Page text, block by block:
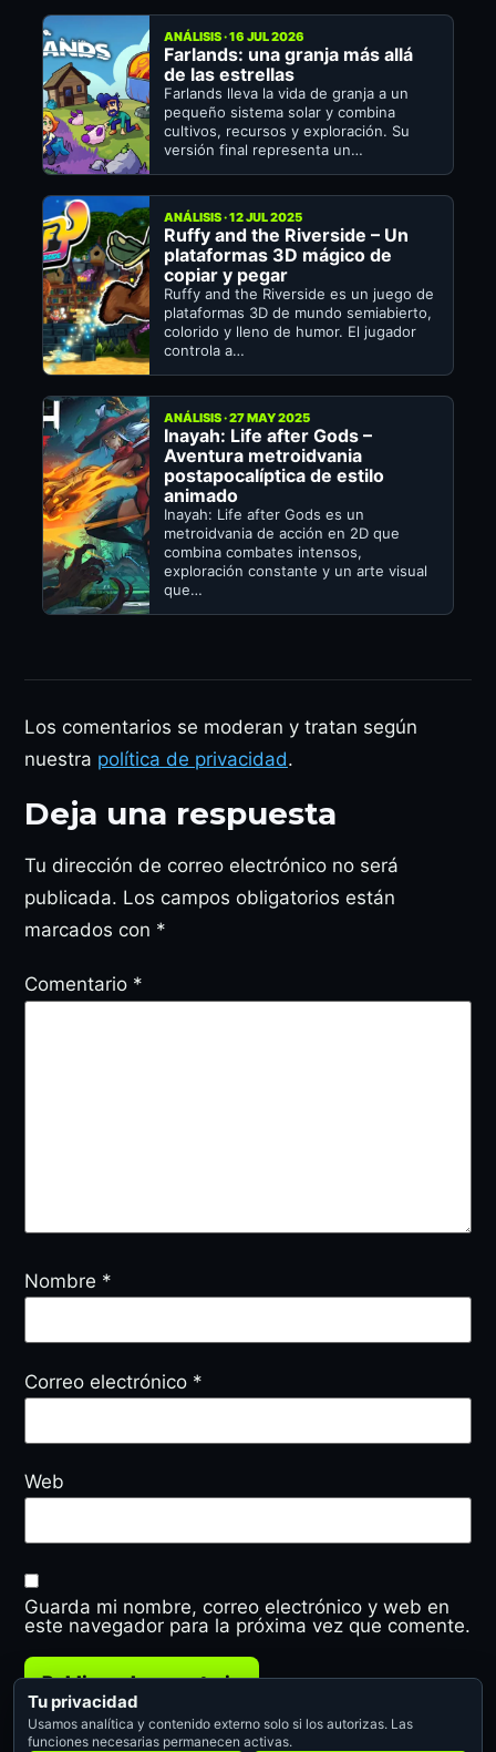
ANÁLISIS · 16 JUL 2026
Farlands: una granja más allá
de las estrellas
Farlands lleva la vida de granja a un
pequeño sistema solar y combina
cultivos, recursos y exploración. Su
versión final representa un…
ANÁLISIS · 12 JUL 2025
Ruffy and the Riverside – Un
plataformas 3D mágico de
copiar y pegar
Ruffy and the Riverside es un juego de
plataformas 3D de mundo semiabierto,
colorido y lleno de humor. El jugador
controla a…
ANÁLISIS · 27 MAY 2025
Inayah: Life after Gods –
Aventura metroidvania
postapocalíptica de estilo
animado
Inayah: Life after Gods es un
metroidvania de acción en 2D que
combina combates intensos,
exploración constante y un arte visual
que…
Los comentarios se moderan y tratan según
nuestra política de privacidad.
Deja una respuesta
Tu dirección de correo electrónico no será
publicada. Los campos obligatorios están
marcados con *
Comentario *
Nombre *
Correo electrónico *
Web
Guarda mi nombre, correo electrónico y web en
este navegador para la próxima vez que comente.
Tu privacidad
Usamos analítica y contenido externo solo si los autorizas. Las
funciones necesarias permanecen activas.